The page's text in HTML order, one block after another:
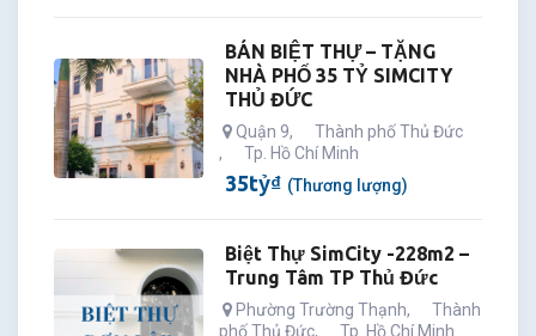
BÁN BIỆT THỰ – TẶNG
NHÀ PHỐ 35 TỶ SIMCITY
THỦ ĐỨC
Quận 9,
Thành phố Thủ Đức
,
Tp. Hồ Chí Minh
35tỷ₫ (Thương lượng)
Biệt Thự SimCity -228m2 –
Trung Tâm TP Thủ Đức
Phường Trường Thạnh,
Thành
phố Thủ Đức, Tp. Hồ Chí Minh